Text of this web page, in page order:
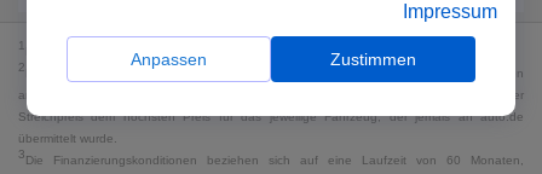
1
2 Bei dem Streichpreis handelt es sich für Neufahrzeuge und junge Gebrauchte um den
an auto.de übermittelten Listenpreis. Für alle anderen Fahrzeuge entspricht der
Streichpreis dem höchsten Preis für das jeweilige Fahrzeug, der jemals an auto.de
übermittelt wurde.
3Die Finanzierungskonditionen beziehen sich auf eine Laufzeit von 60 Monaten,
anpassen. Dies ist auch später jederzeit im Bereich
Cookie-Richtliniemöglich. Weitere Informationen finden
Sie in unsererDatenschutzerklärung .
Impressum
Anpassen Zustimmen